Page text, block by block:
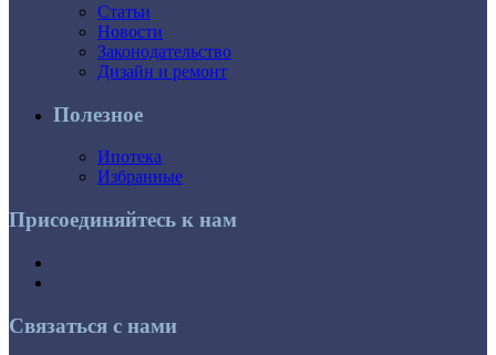
Статьи
Новости
Законодательство
Дизайн и ремонт
Полезное
Ипотека
Избранные
Присоединяйтесь к нам
Связаться с нами